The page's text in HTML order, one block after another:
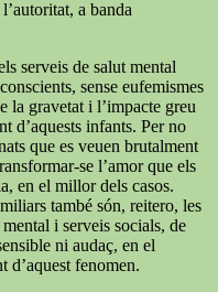
a banda
serveis de salut mental
sense eufemismes
la gravetat i l’impacte greu
d’aquests infants. Per no
que es veuen brutalment
se l’amor que els
en el millor dels casos.
també són, reitero, les
i serveis socials, de
ni audaç, en el
d’aquest fenomen.